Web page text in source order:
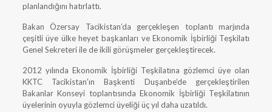
planlandığını hatırlattı.
Bakan Özersay Tacikistan’da gerçekleşen toplantı marjında
çeşitli üye ülke heyet başkanları ve Ekonomik İşbirliği Teşkilatı
Genel Sekreteri ile de ikili görüşmeler gerçekleştirecek.
2012 yılında Ekonomik İşbirliği Teşkilatına gözlemci üye olan
KKTC Tacikistan’ın Başkenti Duşanbe’de gerçekleştirilen
Bakanlar Konseyi toplantısında Ekonomik İşbirliği Teşkilatının
üyelerinin oyuyla gözlemci üyeliği üç yıl daha uzatıldı.